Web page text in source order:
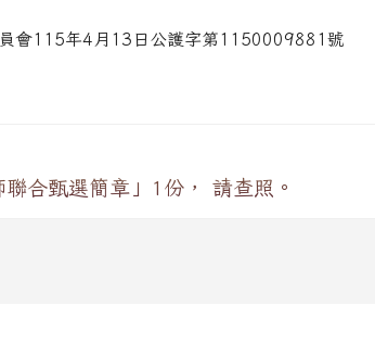
會115年4月13日公護字第1150009881號
合甄選簡章」1份， 請查照。